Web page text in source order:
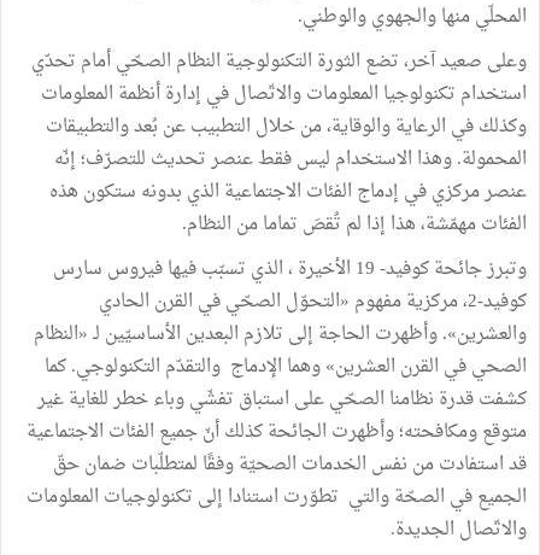
المحلّي منها والجهوي والوطني.
وعلى صعيد آخر، تضع الثورة التكنولوجية النظام الصحّي أمام تحدّي
استخدام تكنولوجيا المعلومات والاتّصال في إدارة أنظمة المعلومات
وكذلك في الرعاية والوقاية، من خلال التطبيب عن بُعد والتطبيقات
المحمولة. وهذا الاستخدام ليس فقط عنصر تحديث للتصرّف؛ إنّه
عنصر مركزي في إدماج الفئات الاجتماعية الذي بدونه ستكون هذه
الفئات مهمّشة، هذا إذا لم تُقصَ تماما من النظام.
وتبرز جائحة كوفيد- 19 الأخيرة ، الذي تسبّب فيها فيروس سارس
كوفيد-2، مركزية مفهوم «التحوّل الصحّي في القرن الحادي
والعشرين». وأظهرت الحاجة إلى تلازم البعدين الأساسيّين لـ «النظام
الصحي في القرن العشرين» وهما الإدماج والتقدّم التكنولوجي. كما
كشفت قدرة نظامنا الصحّي على استباق تفشّي وباء خطر للغاية غير
متوقع ومكافحته؛ وأظهرت الجائحة كذلك أنّ جميع الفئات الاجتماعية
قد استفادت من نفس الخدمات الصحيّة وفقًا لمتطلّبات ضمان حقّ
الجميع في الصحّة والتي تطوّرت استنادا إلى تكنولوجيات المعلومات
والاتّصال الجديدة.